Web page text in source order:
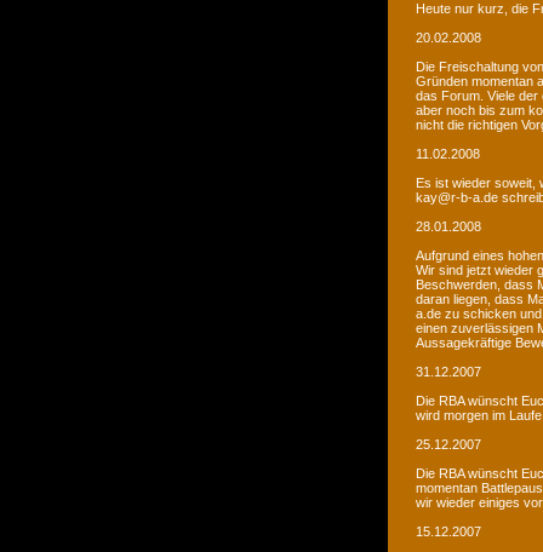
Heute nur kurz, die
20.02.2008
Die Freischaltung
Gründen momentan
das Forum. Viele
aber noch bis zum
nicht die richtigen
11.02.2008
Es ist wieder soweit,
kay@r-b-a.de
28.01.2008
Aufgrund eines
Wir sind jetzt wieder
Beschwerden, dass
daran liegen, dass
a.de zu schicken
einen zuverlässigen
Aussagekräftige
31.12.2007
Die RBA wünscht
wird morgen im
25.12.2007
Die RBA wünscht
momentan
wir wieder einiges
15.12.2007